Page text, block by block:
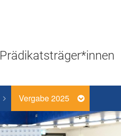
Prädikatsträger*innen
Vergabe 2025